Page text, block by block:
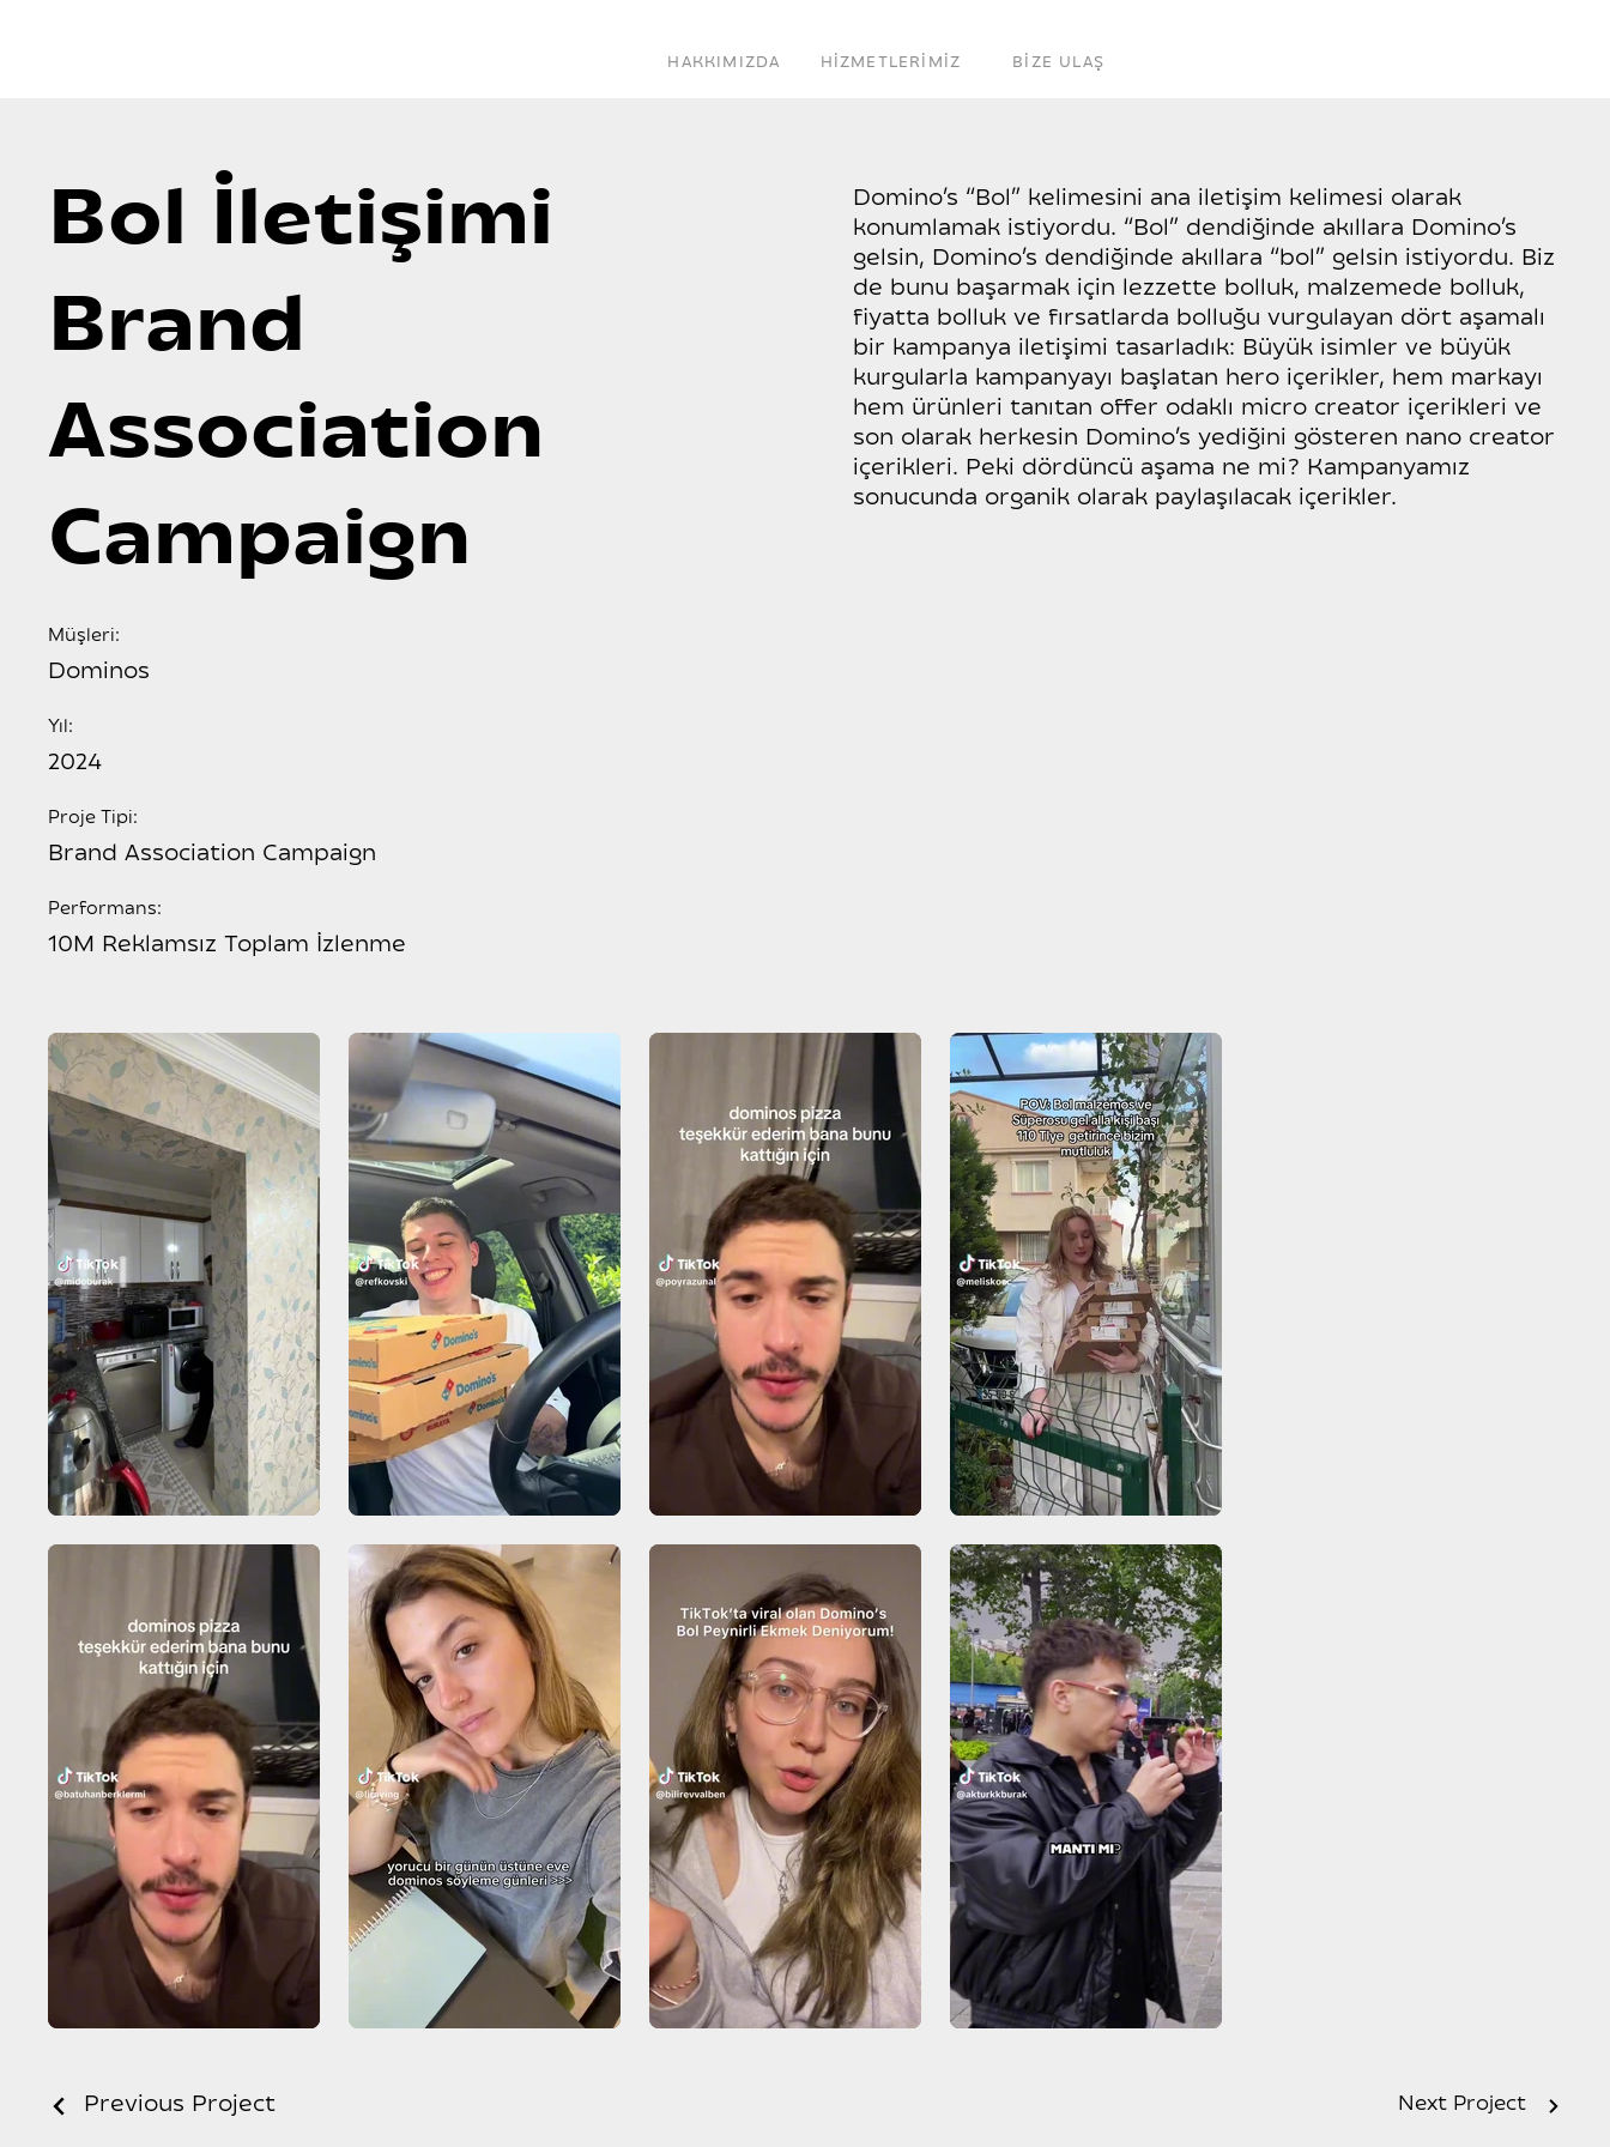
HAKKIMIZDA HİZMETLERİMİZ BİZE ULAŞ
Bol İletişimi
Brand
Association
Campaign
Müşleri:
Dominos
Yıl:
2024
Proje Tipi:
Brand Association Campaign
Performans:
10M Reklamsız Toplam İzlenme
Domino’s “Bol” kelimesini ana iletişim kelimesi olarak
konumlamak istiyordu. “Bol” dendiğinde akıllara Domino’s
gelsin, Domino’s dendiğinde akıllara “bol” gelsin istiyordu. Biz
de bunu başarmak için lezzette bolluk, malzemede bolluk,
fiyatta bolluk ve fırsatlarda bolluğu vurgulayan dört aşamalı
bir kampanya iletişimi tasarladık: Büyük isimler ve büyük
kurgularla kampanyayı başlatan hero içerikler, hem markayı
hem ürünleri tanıtan offer odaklı micro creator içerikleri ve
son olarak herkesin Domino’s yediğini gösteren nano creator
içerikleri. Peki dördüncü aşama ne mi? Kampanyamız
sonucunda organik olarak paylaşılacak içerikler.
Previous Project Next Project